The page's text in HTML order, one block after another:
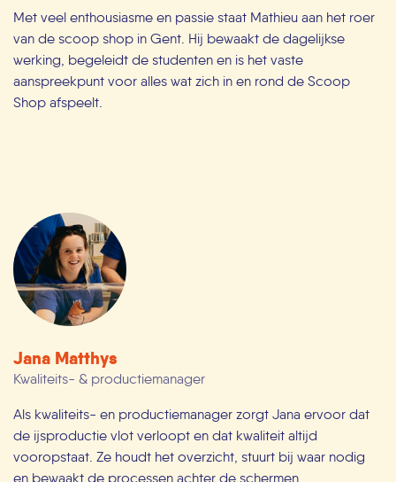
Met veel enthousiasme en passie staat Mathieu aan het roer
van de scoop shop in Gent. Hij bewaakt de dagelijkse
werking, begeleidt de studenten en is het vaste
aanspreekpunt voor alles wat zich in en rond de Scoop
Shop afspeelt.
Jana Matthys
Kwaliteits- & productiemanager
Als kwaliteits- en productiemanager zorgt Jana ervoor dat
de ijsproductie vlot verloopt en dat kwaliteit altijd
vooropstaat. Ze houdt het overzicht, stuurt bij waar nodig
en bewaakt de processen achter de schermen.